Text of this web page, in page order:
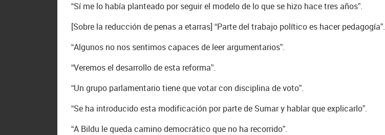
“Sí me lo había planteado por seguir el modelo de lo que se hizo hace tres años”.
[Sobre la reducción de penas a etarras] “Parte del trabajo político es hacer pedagogía”.
“Algunos no nos sentimos capaces de leer argumentarios”.
“Veremos el desarrollo de esta reforma”.
“Un grupo parlamentario tiene que votar con disciplina de voto”.
“Se ha introducido esta modificación por parte de Sumar y hablar que explicarlo”.
“A Bildu le queda camino democrático que no ha recorrido”.